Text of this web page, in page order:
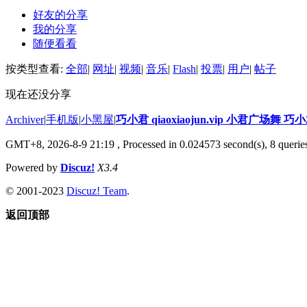
好友的分享
我的分享
随便看看
按类型查看: 全部| 网址| 视频| 音乐| Flash| 投票| 用户| 帖子
现在还没分享
Archiver|手机版|小黑屋|巧小君 qiaoxiaojun.vip 小君广场舞 巧
GMT+8, 2026-8-9 21:19 , Processed in 0.024573 second(s), 8
Powered by Discuz! X3.4
© 2001-2023 Discuz! Team.
返回顶部